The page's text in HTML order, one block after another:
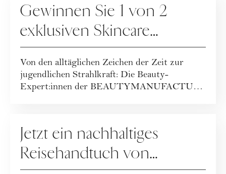
Gewinnen Sie 1 von 2
exklusiven Skincare
Packages der
BEAUTYMANUFACTUR!
Von den alltäglichen Zeichen der Zeit zur
jugendlichen Strahlkraft: Die Beauty-
Expert:innen der BEAUTYMANUFACTUR
Jetzt ein nachhaltiges
Reisehandtuch von